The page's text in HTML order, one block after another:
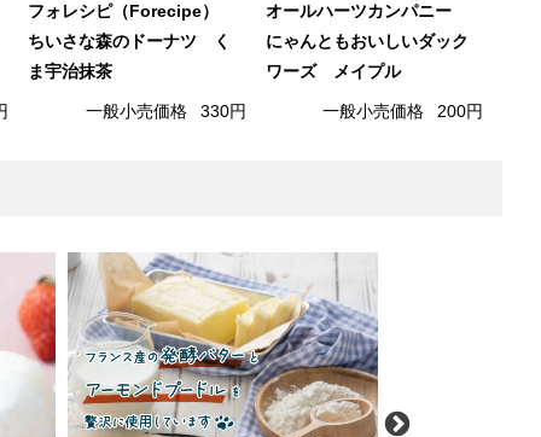
フォレシピ（Forecipe）
ちいさな森のドーナツ く
ま宇治抹茶
一般小売価格 330円
オールハーツカンパニー
にゃんともおいしいダック
ワーズ メイプル
一般小売価格 200円